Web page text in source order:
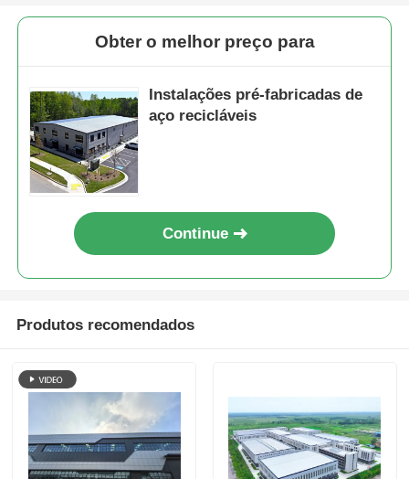
Obter o melhor preço para
Instalações pré-fabricadas de
aço recicláveis
Continue
Produtos recomendados